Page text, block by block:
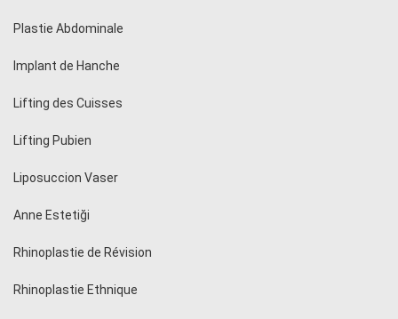
Plastie Abdominale
Implant de Hanche
Lifting des Cuisses
Lifting Pubien
Liposuccion Vaser
Anne Estetiği
Rhinoplastie de Révision
Rhinoplastie Ethnique